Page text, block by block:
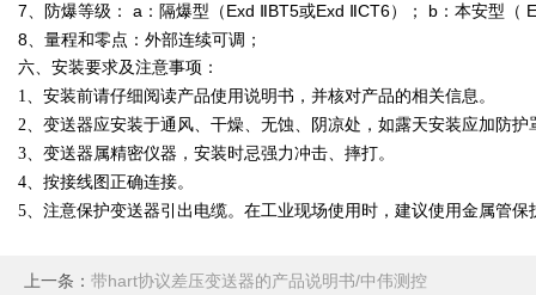
7、防爆等级： a：隔爆型（Exd ⅡBT5或Exd ⅡCT6）； b：本安型（
8、量程和零点：外部连续可调；
六、安装要求及注意事项：
1、安装前请仔细阅读产品使用说明书，并核对产品的相关信息。
2、变送器应安装于通风、干燥、无蚀、阴凉处，如露天安装应加防
3、变送器属精密仪器，安装时忌强力冲击、摔打。
4、按接线图正确连接。
5、注意保护变送器引出电缆。在工业现场使用时，建议使用金属管
上一条： 带hart协议差压变送器的产品说明书/中伟测控